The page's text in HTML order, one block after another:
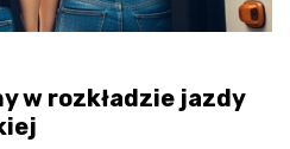
w rozkładzie jazdy